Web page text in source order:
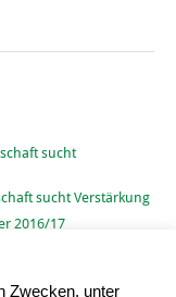
sucht
sucht Verstärkung
2016/17
Zwecken, unter